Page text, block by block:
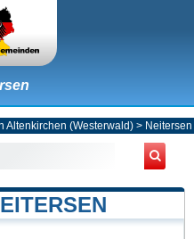
Altenkirchen (Westerwald)> Neitersen